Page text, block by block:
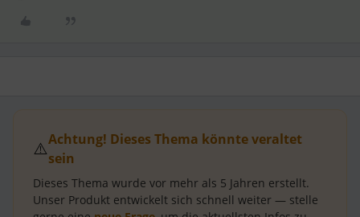
⚠️Achtung! Dieses Thema könnte veraltet
sein
Dieses Thema wurde vor mehr als 5 Jahren erstellt.
Unser Produkt entwickelt sich schnell weiter — stelle